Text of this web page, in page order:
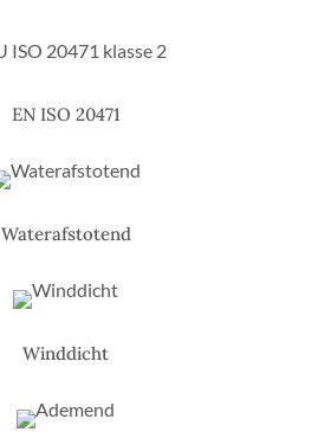
EN ISO 20471
Waterafstotend
Winddicht